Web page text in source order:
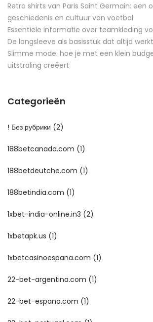
Retro shirts van Paris Saint Germain: een
geschiedenis en cultuur van voetbal
Essentiële informatie over teamkleding
De longsleeve als basisstuk dat altijd werkt
Slimme mode: hoe je met een klein
uitstraling creëert
Categorieën
! Без рубрики (2)
188betcanada.com (1)
188betdeutche.com (1)
188betindia.com (1)
1xbet-india-online.in3 (2)
1xbetapk.us (1)
1xbetcasinoespana.com (1)
22-bet-argentina.com (1)
22-bet-espana.com (1)